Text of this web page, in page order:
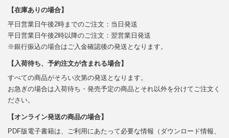
【在庫ありの場合】
平日営業日午後2時までのご注文：当日発送
平日営業日午後2時以降のご注文：翌営業日発送
※銀行振込の場合はご入金確認後の発送となります。
【入荷待ち、予約注文が含まれる場合】
すべての商品がそろい次第の発送となります。
お急ぎの場合は入荷待ち・発売予定の商品とそれ以外を分けてご注文く
ださい。
【オンライン発送の商品の場合】
PDF版電子書籍は、ご利用にあたって必要な情報（ダウンロード情報、